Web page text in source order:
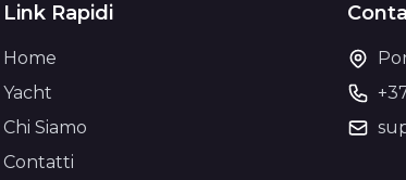
Link Rapidi
Home
Yacht
Chi Siamo
Contatti